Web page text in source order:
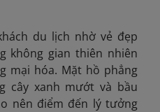
du lịch nhờ vẻ đẹp
không gian thiên nhiên
mại hóa. Mặt hồ phẳng
cây xanh mướt và bầu
nên điểm đến lý tưởng